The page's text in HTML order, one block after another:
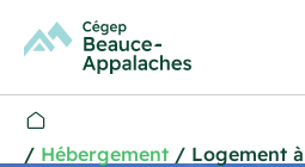
/ Hébergement / Logement